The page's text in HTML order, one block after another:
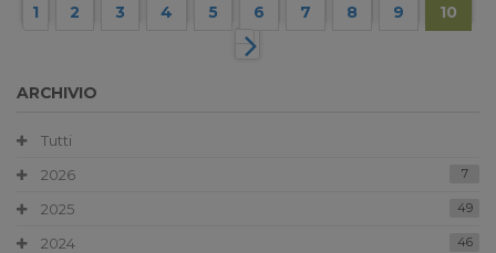
1 2 3 4 5 6 7 8 9 10
ARCHIVIO
Tutti
2026
7
2025 49
2024 46